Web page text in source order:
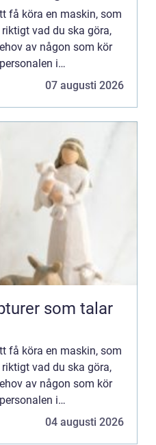
få köra en maskin, som
vad du ska göra,
av någon som kör
i
dragandes på el-
07 augusti 2026
få köra en maskin, som
vad du ska göra,
av någon som kör
i
dragandes på el-
04 augusti 2026